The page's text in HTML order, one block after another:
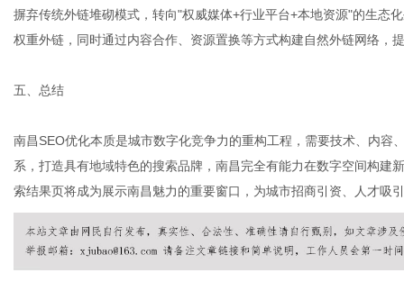
摒弃传统外链堆砌模式，转向"权威媒体+行业平台+本地资源"的生态
权重外链，同时通过内容合作、资源置换等方式构建自然外链网络，
五、总结
南昌SEO优化本质是城市数字化竞争力的重构工程，需要技术、内容
系，打造具有地域特色的搜索品牌，南昌完全有能力在数字空间构建
索结果页将成为展示南昌魅力的重要窗口，为城市招商引资、人才吸